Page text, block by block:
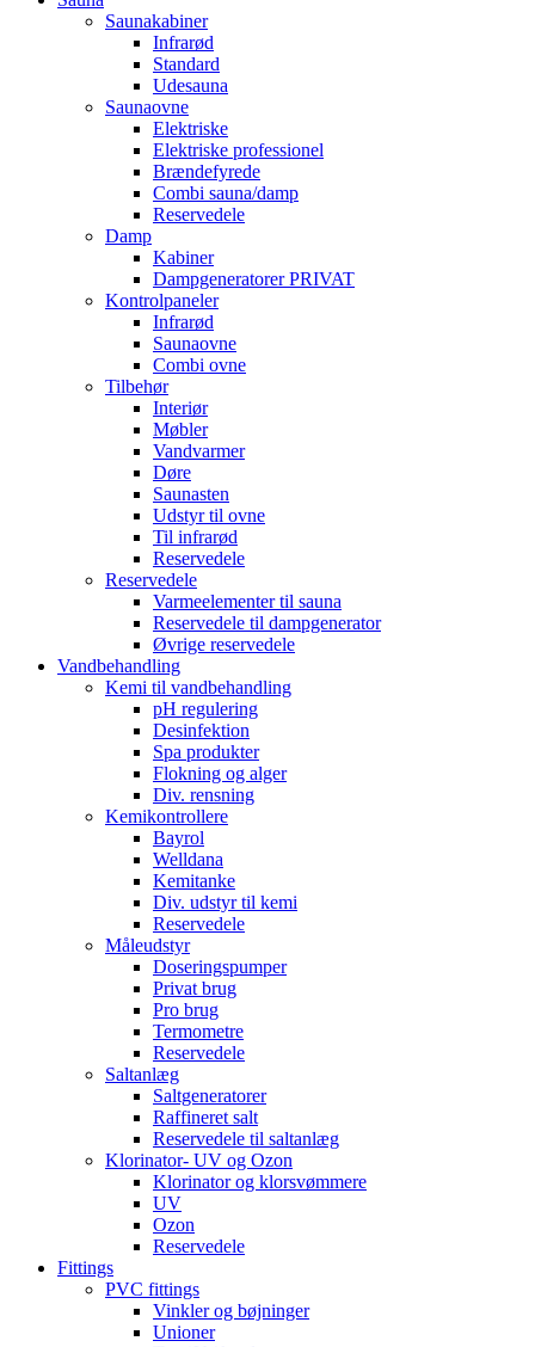
Saunakabiner
Infrarød
Standard
Udesauna
Saunaovne
Elektriske
Elektriske professionel
Brændefyrede
Combi sauna/damp
Reservedele
Damp
Kabiner
Dampgeneratorer PRIVAT
Kontrolpaneler
Infrarød
Saunaovne
Combi ovne
Tilbehør
Interiør
Møbler
Vandvarmer
Døre
Saunasten
Udstyr til ovne
Til infrarød
Reservedele
Reservedele
Varmeelementer til sauna
Reservedele til dampgenerator
Øvrige reservedele
Vandbehandling
Kemi til vandbehandling
pH regulering
Desinfektion
Spa produkter
Flokning og alger
Div. rensning
Kemikontrollere
Bayrol
Welldana
Kemitanke
Div. udstyr til kemi
Reservedele
Måleudstyr
Doseringspumper
Privat brug
Pro brug
Termometre
Reservedele
Saltanlæg
Saltgeneratorer
Raffineret salt
Reservedele til saltanlæg
Klorinator- UV og Ozon
Klorinator og klorsvømmere
UV
Ozon
Reservedele
Fittings
PVC fittings
Vinkler og bøjninger
Unioner